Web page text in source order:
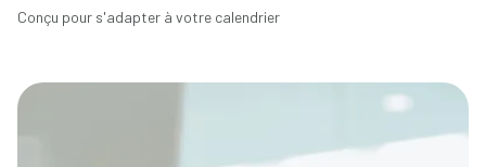
Conçu pour s'adapter à votre calendrier